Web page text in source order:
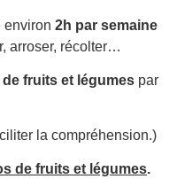
environ 2h par semaine
arroser, récolter…
fruits et légumes par
la compréhension.)
de fruits et légumes.